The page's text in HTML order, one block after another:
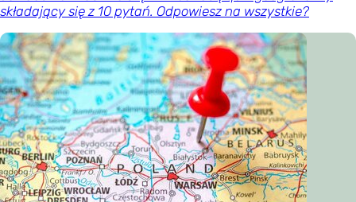
składający się z 10 pytań. Odpowiesz na wszystkie?